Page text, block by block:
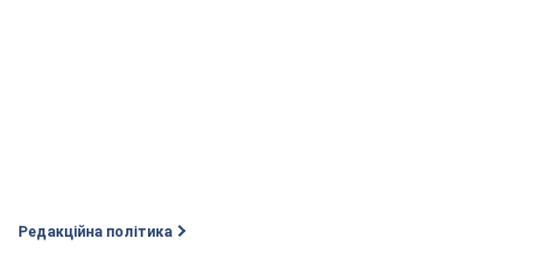
Редакційна політика